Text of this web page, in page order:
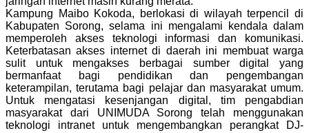
Kampung Maibo Kokoda, berlokasi di wilayah terpencil di
Kabupaten Sorong, selama ini mengalami kendala dalam
memperoleh akses teknologi informasi dan komunikasi.
Keterbatasan akses internet di daerah ini membuat warga
sulit untuk mengakses berbagai sumber digital yang
bermanfaat bagi pendidikan dan pengembangan
keterampilan, terutama bagi pelajar dan masyarakat umum.
Untuk mengatasi kesenjangan digital, tim pengabdian
masyarakat dari UNIMUDA Sorong telah menggunakan
teknologi intranet untuk mengembangkan perangkat DJ-